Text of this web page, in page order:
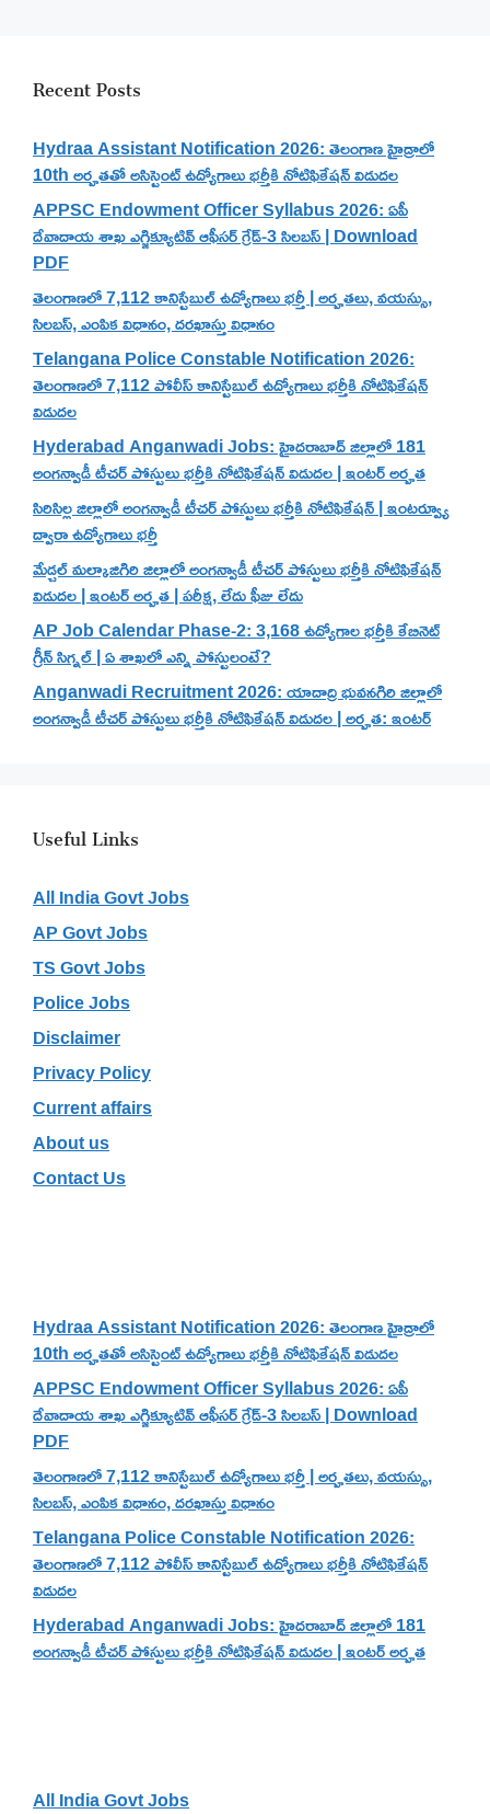
Recent Posts
Hydraa Assistant Notification 2026: తెలంగాణ హైడ్రాలో
10th అర్హతతో అసిస్టెంట్ ఉద్యోగాలు భర్తీకి నోటిఫికేషన్ విడుదల
APPSC Endowment Officer Syllabus 2026: ఏపీ
దేవాదాయ శాఖ ఎగ్జిక్యూటివ్ ఆఫీసర్ గ్రేడ్-3 సిలబస్ | Download
PDF
తెలంగాణలో 7,112 కానిస్టేబుల్ ఉద్యోగాలు భర్తీ | అర్హతలు, వయస్సు,
సిలబస్, ఎంపిక విధానం, దరఖాస్తు విధానం
Telangana Police Constable Notification 2026:
తెలంగాణలో 7,112 పోలీస్ కానిస్టేబుల్ ఉద్యోగాలు భర్తీకి నోటిఫికేషన్
విడుదల
Hyderabad Anganwadi Jobs: హైదరాబాద్ జిల్లాలో 181
అంగన్వాడీ టీచర్ పోస్టులు భర్తీకి నోటిఫికేషన్ విడుదల | ఇంటర్ అర్హత
సిరిసిల్ల జిల్లాలో అంగన్వాడీ టీచర్ పోస్టులు భర్తీకి నోటిఫికేషన్ | ఇంటర్వ్యూ
ద్వారా ఉద్యోగాలు భర్తీ
మేడ్చల్ మల్కాజిగిరి జిల్లాలో అంగన్వాడీ టీచర్ పోస్టులు భర్తీకి నోటిఫికేషన్
విడుదల | ఇంటర్ అర్హత | పరీక్ష, లేదు ఫీజు లేదు
AP Job Calendar Phase-2: 3,168 ఉద్యోగాల భర్తీకి కేబినెట్
గ్రీన్ సిగ్నల్ | ఏ శాఖలో ఎన్ని పోస్టులంటే?
Anganwadi Recruitment 2026: యాదాద్రి భువనగిరి జిల్లాలో
అంగన్వాడీ టీచర్ పోస్టులు భర్తీకి నోటిఫికేషన్ విడుదల | అర్హత: ఇంటర్
Useful Links
All India Govt Jobs
AP Govt Jobs
TS Govt Jobs
Police Jobs
Disclaimer
Privacy Policy
Current affairs
About us
Contact Us
Hydraa Assistant Notification 2026: తెలంగాణ హైడ్రాలో
10th అర్హతతో అసిస్టెంట్ ఉద్యోగాలు భర్తీకి నోటిఫికేషన్ విడుదల
APPSC Endowment Officer Syllabus 2026: ఏపీ
దేవాదాయ శాఖ ఎగ్జిక్యూటివ్ ఆఫీసర్ గ్రేడ్-3 సిలబస్ | Download
PDF
తెలంగాణలో 7,112 కానిస్టేబుల్ ఉద్యోగాలు భర్తీ | అర్హతలు, వయస్సు,
సిలబస్, ఎంపిక విధానం, దరఖాస్తు విధానం
Telangana Police Constable Notification 2026:
తెలంగాణలో 7,112 పోలీస్ కానిస్టేబుల్ ఉద్యోగాలు భర్తీకి నోటిఫికేషన్
విడుదల
Hyderabad Anganwadi Jobs: హైదరాబాద్ జిల్లాలో 181
అంగన్వాడీ టీచర్ పోస్టులు భర్తీకి నోటిఫికేషన్ విడుదల | ఇంటర్ అర్హత
All India Govt Jobs